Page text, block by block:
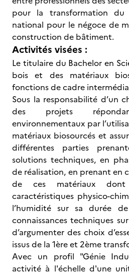
pour la transformation du
national pour le négoce de
construction de bâtiment.
Activités visées :
Le titulaire du Bachelor en
bois et des matériaux
fonctions de cadre
Sous la responsabilité d’un
des projets
environnementaux par
matériaux biosourcés et
différentes parties
solutions techniques, en
de réalisation, en prenant en
de ces matériaux
caractéristiques physico-
l’humidité sur sa durée
connaissances techniques
d’argumenter des choix
issus de la 1ère et 2ème
Avec un profil "Génie
activité à l'échelle d'une